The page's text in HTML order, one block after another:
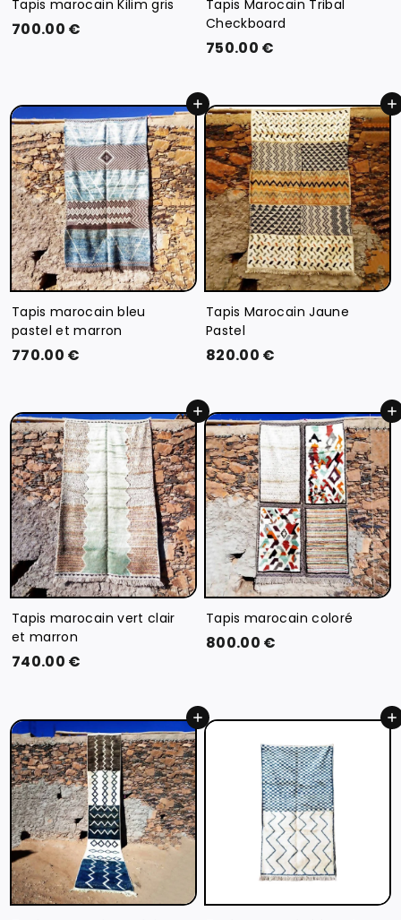
Tapis marocain Kilim gris
700.00 €
0
0
€
Tapis Marocain Tribal
Checkboard
750.00 €
.
0
0
€
Ajouter au panier
Tapis marocain bleu
pastel et marron
770.00 €
.
0
0
€
Ajouter au panier
Tapis Marocain Jaune
Pastel
820.00 €
.
0
€
Ajouter au panier
Tapis marocain vert clair
et marron
740.00 €
.
0
0
€
Ajouter au panier
Tapis marocain coloré
800.00 €
0
0
€
Ajouter au panier Ajouter au panier